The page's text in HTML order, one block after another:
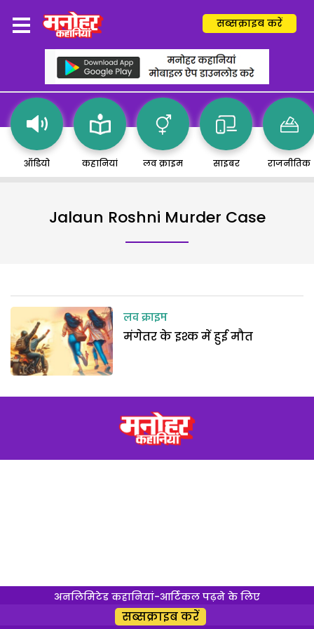
सब्सक्राइब करें
ऑडियो कहानियां लव क्राइम साइबर राजनीतिक
Jalaun Roshni Murder Case
लव क्राइम
मंगेतर के इश्क में हुई मौत
अनलिमिटेड कहानियां-आर्टिकल पढ़ने के लिए
सब्सक्राइब करें